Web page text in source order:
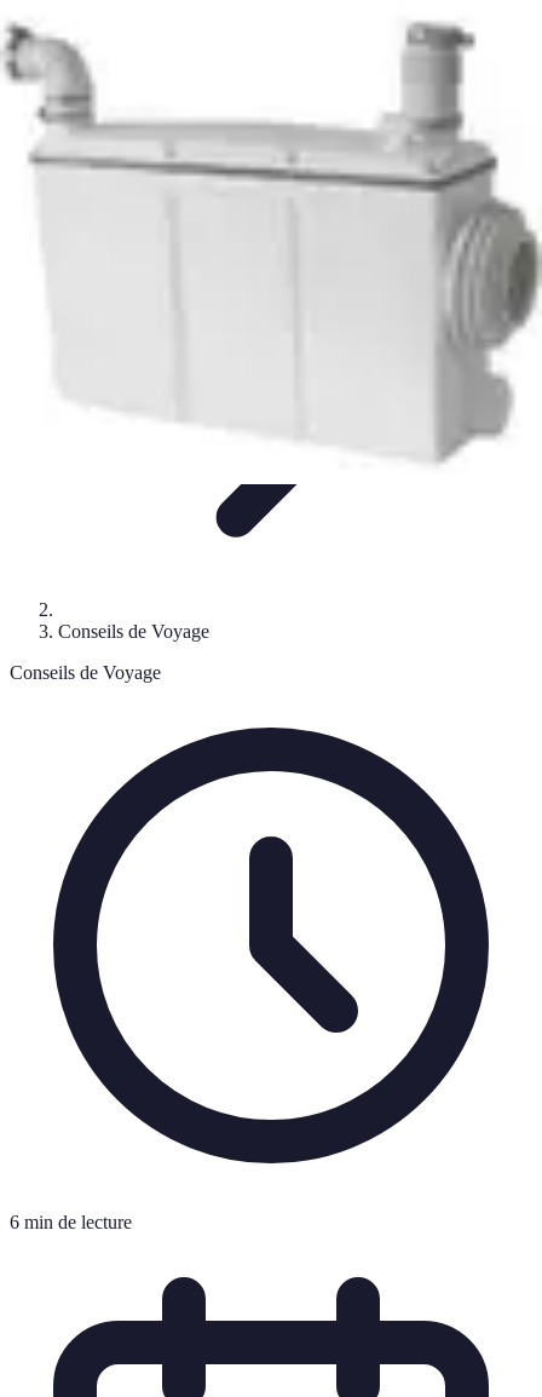
Destination Exotique
Guides de Voyage
ExotiquesActivités
Destination Exotique
Conseils de Voyage
Conseils de Voyage
6 min de lecture